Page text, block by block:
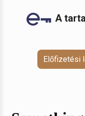
A
Előfizetési